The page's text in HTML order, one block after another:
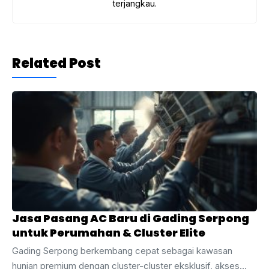
terjangkau.
Related Post
Jasa Pasang AC Baru di Gading Serpong
untuk Perumahan & Cluster Elite
Gading Serpong berkembang cepat sebagai kawasan
hunian premium dengan cluster-cluster eksklusif, akses